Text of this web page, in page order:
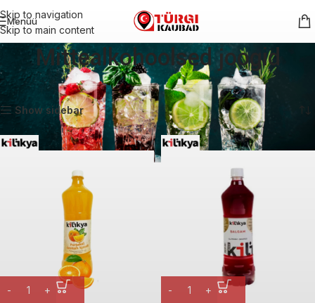
Skip to navigation
Skip to main content
Menüü
Mittealkohoolsed joogid
Esileht Joogid Mittealkohoolsed joogid Kuvatakse kõik 8 tulemust
Show sidebar